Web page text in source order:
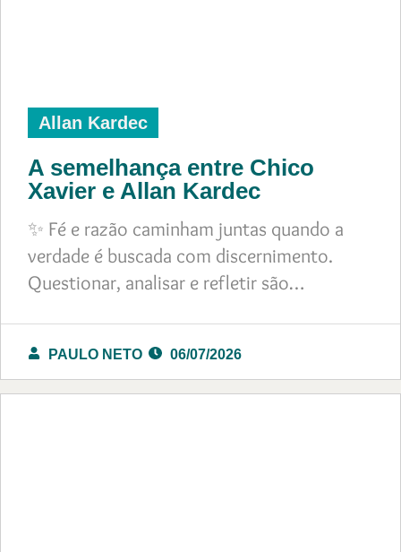
Allan Kardec
A semelhança entre Chico
Xavier e Allan Kardec
✨ Fé e razão caminham juntas quando a
verdade é buscada com discernimento.
Questionar, analisar e refletir são…
PAULO NETO 06/07/2026